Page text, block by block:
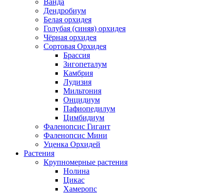
Ванда
Дендробиум
Белая орхидея
Голубая (синяя) орхидея
Чёрная орхидея
Сортовая Орхидея
Брассия
Зигопеталум
Камбрия
Лудизия
Мильтония
Онцидиум
Пафиопедилум
Цимбидиум
Фаленопсис Гигант
Фаленопсис Мини
Уценка Орхидей
Растения
Крупномерные растения
Нолина
Цикас
Хамеропс